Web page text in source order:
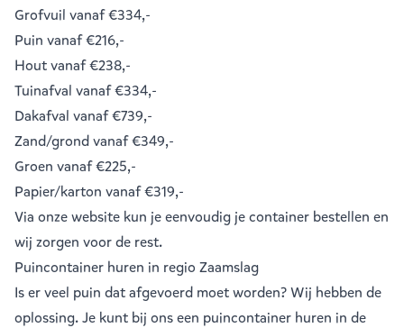
Grofvuil vanaf €334,-
Puin vanaf €216,-
Houtvanaf €238,-
Tuinafval vanaf €334,-
Dakafval vanaf €739,-
Zand/grondvanaf €349,-
Groen vanaf €225,-
Papier/karton vanaf €319,-
Via onze website kun je eenvoudig jecontainer bestellen en
wij zorgen voor de rest.
Puincontainer huren in regio Zaamslag
Is er veel puin dat afgevoerd moet worden? Wij hebben de
oplossing. Je kunt bij ons een puincontainer huren in de